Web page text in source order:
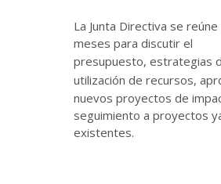
La Junta Directiva se
meses para discutir el
presupuesto, estrategias
utilización de recursos,
nuevos proyectos de
seguimiento a proyectos
existentes.